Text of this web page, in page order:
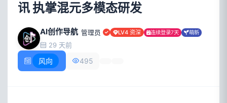
讯 执掌混元多模态研发
AI创作导航 管理员 LV4 资深 连续登录7天 萌新
29 天前
风向 495